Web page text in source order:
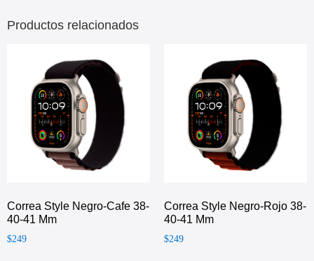
Productos relacionados
Correa Style Negro-Cafe 38-
40-41 Mm
$249
Correa Style Negro-Rojo 38-
40-41 Mm
$249